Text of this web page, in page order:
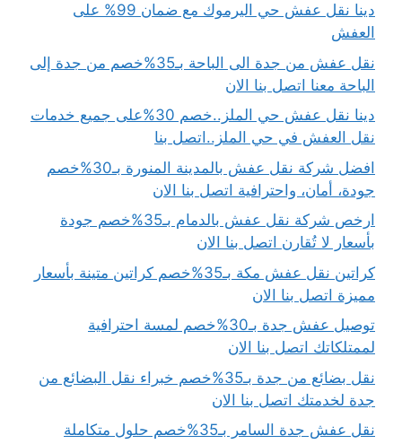
دينا نقل عفش حي اليرموك مع ضمان 99% على
العفش
نقل عفش من جدة الى الباحة بـ35%خصم من جدة إلى
الباحة معنا اتصل بنا الان
دينا نقل عفش حي الملز..خصم 30%على جميع خدمات
نقل العفش في حي الملز..اتصل بنا
افضل شركة نقل عفش بالمدينة المنورة بـ30%خصم
جودة، أمان، واحترافية اتصل بنا الان
ارخص شركة نقل عفش بالدمام بـ35%خصم جودة
بأسعار لا تُقارن اتصل بنا الان
كراتين نقل عفش مكة بـ35%خصم كراتين متينة بأسعار
مميزة اتصل بنا الان
توصيل عفش جدة بـ30%خصم لمسة احترافية
لممتلكاتك اتصل بنا الان
نقل بضائع من جدة بـ35%خصم خبراء نقل البضائع من
جدة لخدمتك اتصل بنا الان
نقل عفش جدة السامر بـ35%خصم حلول متكاملة